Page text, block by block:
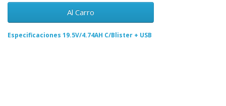
Al Carro
Especificaciones 19.5V/4.74AH C/Blister + USB